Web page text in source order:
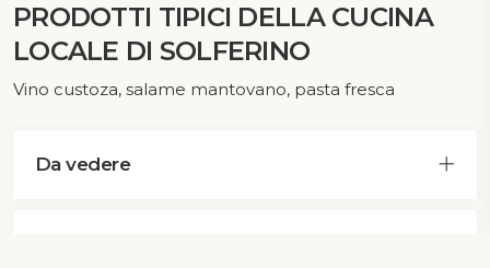
PRODOTTI TIPICI DELLA CUCINA
LOCALE DI SOLFERINO
Vino custoza, salame mantovano, pasta fresca
Da vedere